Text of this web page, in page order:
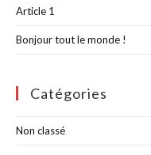
Article 1
Bonjour tout le monde !
Catégories
Non classé